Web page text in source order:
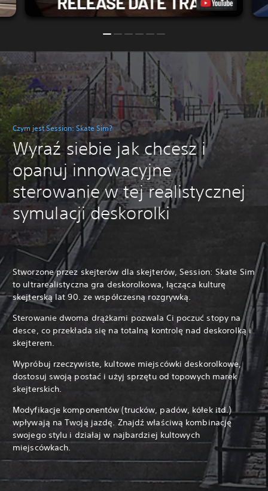
Czym jest Session: Skate Sim?
Wyraź siebie jak chcesz i
opanuj innowacyjne
sterowanie w tej realistycznej
symulacji deskorolki
Stworzone przez skejterów dla skejterów, Session: Skate Sim
to ultrarealistyczna gra deskorolkowa, łącząca kulturę
skejterską lat 90. ze współczesną rozgrywką.
Sterowanie dwoma drążkami pozwala Ci poczuć stopy na
desce, co przekłada się na totalną kontrolę nad deskorolką i
skejterem.
Wypróbuj rzeczywiste, kultowe miejscówki deskorolkowe,
dostosuj swoją postać i użyj sprzętu od topowych marek
skejterskich.
Modyfikacje komponentów (trucków, padów, kółek itd.)
wpływają na Twoją jazdę. Znajdź właściwą kombinację
swojego stylu i działaj w najbardziej kultowych
miejscówkach.